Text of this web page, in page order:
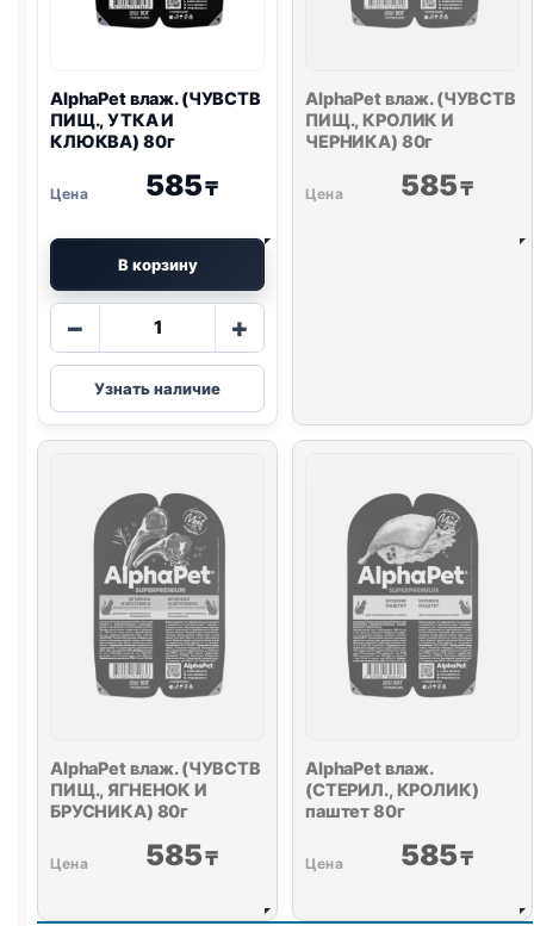
AlphaPet влаж. (ЧУВСТВ
ПИЩ., УТКА И
КЛЮКВА) 80г
585₸
В корзину
−
Количество
AlphaPet
влаж.
(ЧУВСТВ
И
КЛЮКВА)
80г
+
Узнать наличие
AlphaPet влаж. (ЧУВСТВ
ПИЩ., КРОЛИК И
ЧЕРНИКА) 80г
585₸
AlphaPet влаж. (ЧУВСТВ
ПИЩ., ЯГНЕНОК И
БРУСНИКА) 80г
585₸
AlphaPet влаж.
(СТЕРИЛ., КРОЛИК)
паштет 80г
585₸